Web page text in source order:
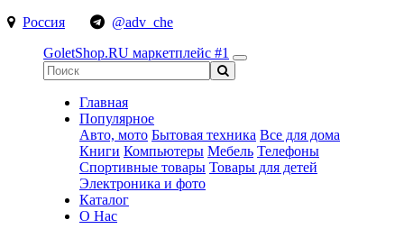
Россия
@adv_che
GoletShop.RU маркетплейс #1
Главная
Популярное
Авто, мото Бытовая техника Все для дома
Книги Компьютеры Мебель Телефоны
Спортивные товары Товары для детей
Электроника и фото
Каталог
О Нас